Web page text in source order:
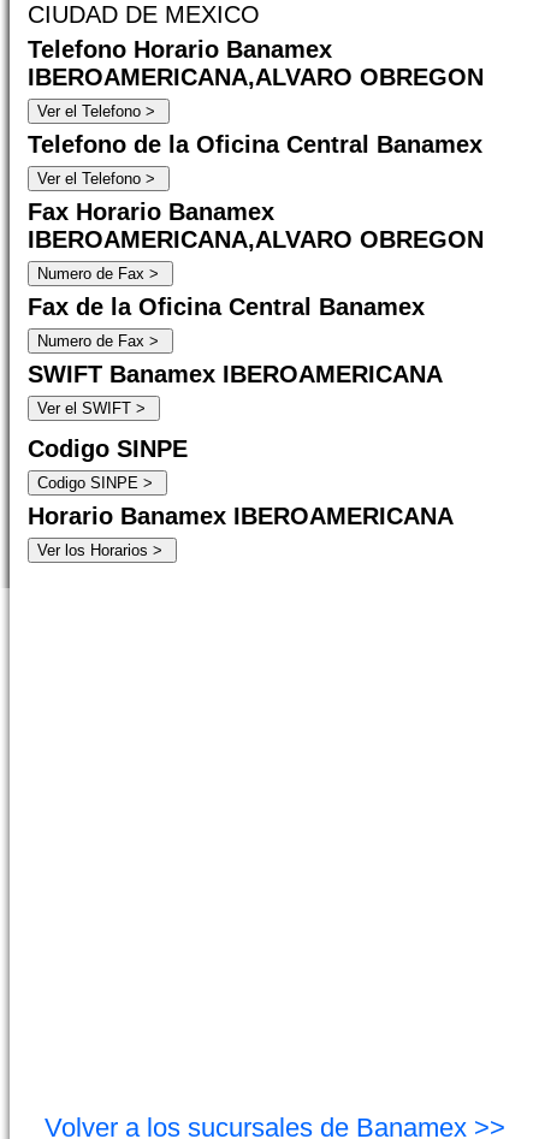
CIUDAD DE MEXICO
Telefono Horario Banamex
IBEROAMERICANA,ALVARO OBREGON
Telefono de la Oficina Central Banamex
Fax Horario Banamex
IBEROAMERICANA,ALVARO OBREGON
Fax de la Oficina Central Banamex
SWIFT Banamex IBEROAMERICANA
Codigo SINPE
Horario Banamex IBEROAMERICANA
Volver a los sucursales de Banamex >>